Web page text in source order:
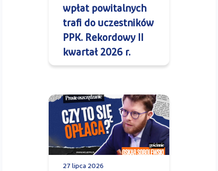
wpłat powitalnych
trafi do uczestników
PPK. Rekordowy II
kwartał 2026 r.
27 lipca 2026